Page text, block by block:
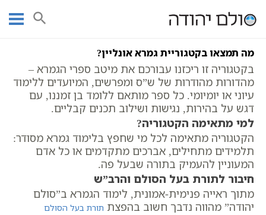
עמוד ראשי אוצר הכתבים
מה תמצאו בקטגוריית גמרא אונליין?
בקטגוריה זו ריכזנו עבורכם את מיטב ספרי הגמרא –
מהדורות מהודרות של ש”ס ומפרשים, המיועדים ללימוד
עיוני או יומיומי. כל ספר מותאם ללומד בן זמננו, עם
דגש על בהירות, נגישות ושילוב תכנים קבליים.
למי מתאימה הקטגוריה?
הקטגוריה מתאימה לכל מי שחפץ בלימוד גמרא מסודר:
תלמידים מתחילים, אברכים מתקדמים או כל אדם
המעוניין להעמיק בתורה שבעל פה.
חיבור לתורת בעל הסולם והרב”ש
מתוך ראייה פנימית-אמונית, לימוד הגמרא ב”סולם
יהודה” מהווה נדבך חשוב בהפצת תורת בעל הסולם